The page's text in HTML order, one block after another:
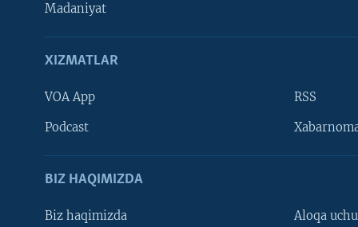
Madaniyat
XIZMATLAR
VOA App
Podcast
RSS
BIZ HAQIMIZDA
Biz haqimizda Aloqa